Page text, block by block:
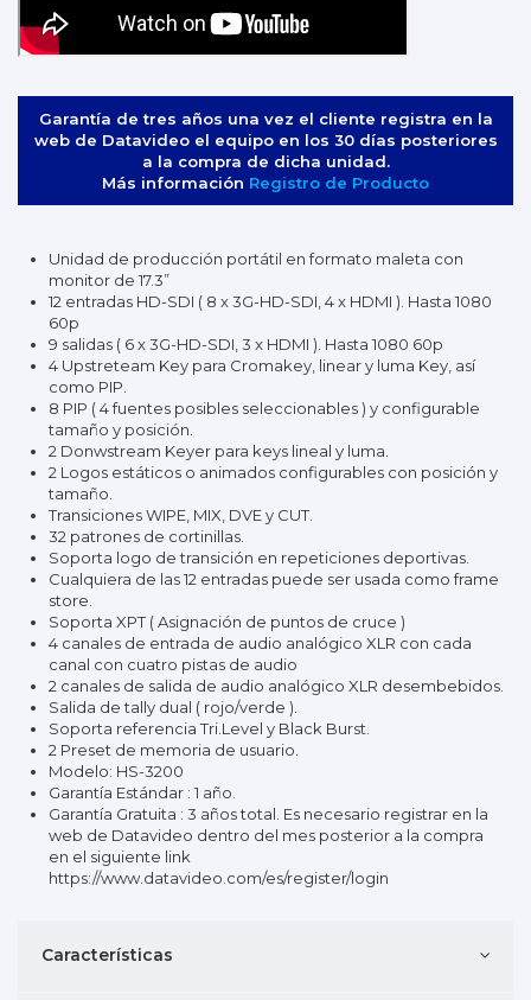
Garantía de tres años una vez el cliente registra en la
web de Datavideo el equipo en los 30 días posteriores
a la compra de dicha unidad.
Más información Registro de Producto
Unidad de producción portátil en formato maleta con
monitor de 17.3”
12 entradas HD-SDI ( 8 x 3G-HD-SDI, 4 x HDMI ). Hasta 1080
60p
9 salidas ( 6 x 3G-HD-SDI, 3 x HDMI ). Hasta 1080 60p
4 Upstreteam Key para Cromakey, linear y luma Key, así
como PIP.
8 PIP ( 4 fuentes posibles seleccionables ) y configurable
tamaño y posición.
2 Donwstream Keyer para keys lineal y luma.
2 Logos estáticos o animados configurables con posición y
tamaño.
Transiciones WIPE, MIX, DVE y CUT.
32 patrones de cortinillas.
Soporta logo de transición en repeticiones deportivas.
Cualquiera de las 12 entradas puede ser usada como frame
store.
Soporta XPT ( Asignación de puntos de cruce )
4 canales de entrada de audio analógico XLR con cada
canal con cuatro pistas de audio
2 canales de salida de audio analógico XLR desembebidos.
Salida de tally dual ( rojo/verde ).
Soporta referencia Tri.Level y Black Burst.
2 Preset de memoria de usuario.
Modelo: HS-3200
Garantía Estándar : 1 año.
Garantía Gratuita : 3 años total. Es necesario registrar en la
web de Datavideo dentro del mes posterior a la compra
en el siguiente link
https://www.datavideo.com/es/register/login
Características